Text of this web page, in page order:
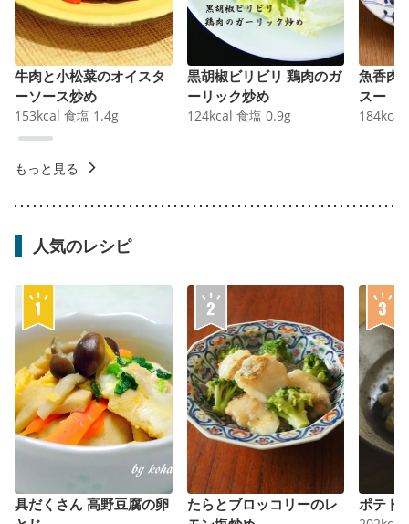
牛肉と小松菜のオイスタ
ーソース炒め
153kcal 食塩 1.4g
黒胡椒ビリビリ 鶏肉のガ
ーリック炒め
124kcal 食塩 0.9g
魚香肉
スー
184kcal
もっと見る
人気のレシピ
具だくさん 高野豆腐の卵
たらとブロッコリーのレ
ポテト